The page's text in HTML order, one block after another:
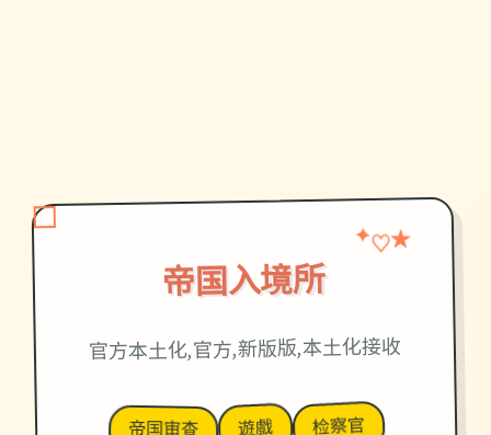
帝国入境所
✦♡★
官方本土化,官方,新版版,本土化接收
遊戲 检察官